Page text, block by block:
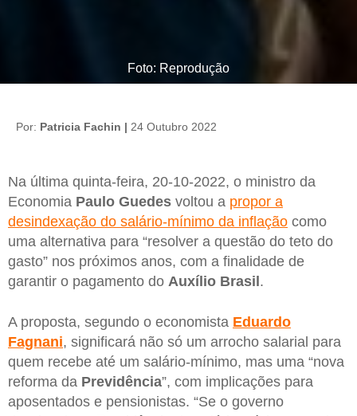
Foto: Reprodução
Por: Patricia Fachin | 24 Outubro 2022
Na última quinta-feira, 20-10-2022, o ministro da
Economia Paulo Guedes voltou a propor a
desindexação do salário-mínimo da inflação como
uma alternativa para “resolver a questão do teto do
gasto” nos próximos anos, com a finalidade de
garantir o pagamento do Auxílio Brasil.
A proposta, segundo o economista Eduardo
Fagnani, significará não só um arrocho salarial para
quem recebe até um salário-mínimo, mas uma “nova
reforma da Previdência”, com implicações para
aposentados e pensionistas. “Se o governo